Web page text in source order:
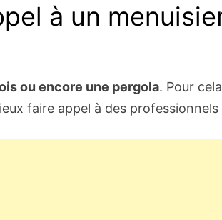
à un
ou encore une pergola. Pour
faire appel à des